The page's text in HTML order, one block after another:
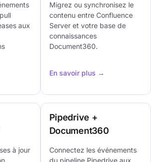
aux
Migrez ou synchronisez le
contenu entre Confluence
Server et votre base de
connaissances
Document360.
En savoir plus →
à jour
Pipedrive +
Document360
Connectez les événements
du pipeline Pipedrive aux